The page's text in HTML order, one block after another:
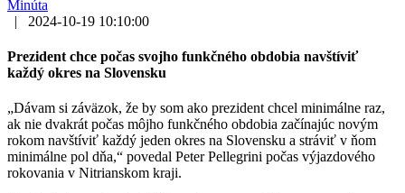
Minúta
|
2024-10-19 10:10:00
Prezident chce počas svojho funkčného obdobia navštíviť
každý okres na Slovensku
„Dávam si záväzok, že by som ako prezident chcel minimálne raz,
ak nie dvakrát počas môjho funkčného obdobia začínajúc novým
rokom navštíviť každý jeden okres na Slovensku a stráviť v ňom
minimálne pol dňa,“ povedal Peter Pellegrini počas výjazdového
rokovania v Nitrianskom kraji.